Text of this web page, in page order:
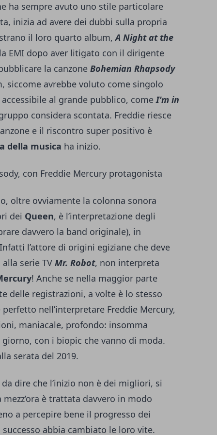
ha sempre avuto uno stile particolare
inizia ad avere dei dubbi sulla propria
il loro quarto album,A Night at the
EMI dopo aver litigato con il dirigente
la canzone Bohemian Rhapsody
siccome avrebbe voluto come singolo
al grande pubblico, comeI'm in
considera scontata. Freddie riesce
e il riscontro super positivo è
della musica ha inizio.
con Freddie Mercury protagonista
oltre ovviamente la colonna sonora
dei Queen, è l’interpretazione degli
davvero la band originale), in
l’attore di origini egiziane che deve
serie TV Mr. Robot, non interpreta
! Anche se nella maggior parte
delle registrazioni, a volte è lo stesso
nell’interpretare Freddie Mercury,
maniacale, profondo: insomma
giorno, con i biopic che vanno di moda.
serata del 2019.
dire che l’inizio non è dei migliori, si
è trattata davvero in modo
a percepire bene il progresso dei
abbia cambiato le loro vite.